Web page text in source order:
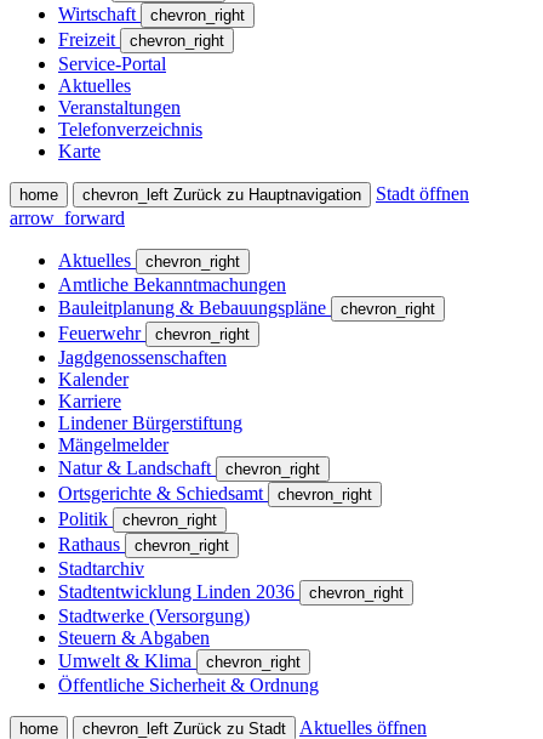
Wirtschaft chevron_right
Freizeit chevron_right
Service-Portal
Aktuelles
Veranstaltungen
Telefonverzeichnis
Karte
home chevron_left Zurück zu Hauptnavigation
Stadt öffnen
arrow_forward
Aktuelles chevron_right
Amtliche Bekanntmachungen
Bauleitplanung & Bebauungspläne
chevron_right
Feuerwehr chevron_right
Jagdgenossenschaften
Kalender
Karriere
Lindener Bürgerstiftung
Mängelmelder
Natur & Landschaft
chevron_right
Ortsgerichte & Schiedsamt chevron_right
Politik chevron_right
Rathaus chevron_right
Stadtarchiv
Stadtentwicklung Linden 2036
chevron_right
Stadtwerke (Versorgung)
Steuern & Abgaben
Umwelt & Klima
chevron_right
Öffentliche Sicherheit & Ordnung
home chevron_left Zurück zu Stadt
Aktuelles öffnen